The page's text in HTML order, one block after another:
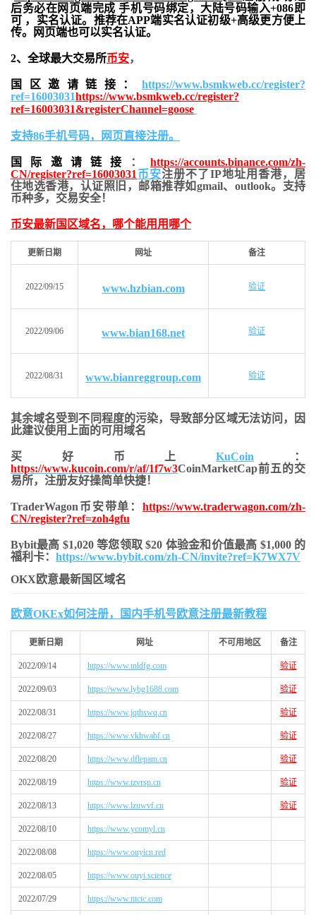
后务必在网页端完成 手机号码绑定，大陆号码输入+086即
可 ，实名认证。推荐在APP端实名认证初级+高级更方便上
传。网页端也可以实名认证。
2、全球最大交易所币安，
国区邀请链接： https://www.bsmkweb.cc/register?
ref=16003031https://www.bsmkweb.cc/register?
ref=16003031&registerChannel=goose
支持86手机号码，网页直接注册。
国际邀请链接 ：https://accounts.binance.com/zh-
CN/register?ref=16003031 币安注册不了IP地址用香港，居
住地选香港，认证照旧， 邮箱推荐如gmail、outlook。支持
币种多，交易安全！
币安最新国区域名，哪个能用用哪个
更新日期 网址 备注
2022/09/15 www.hzbian.com 验证
2022/09/06 www.bian168.net 验证
2022/08/31 www.bianreggroup.com 验证
其余域名受到不同程度的污染，导致部分区域无法访问，
因
此建议使用上面的可用域名
买好币上KuCoin ：
https://www.kucoin.com/r/af/1f7w3CoinMarketCap前五的交
易所，注册友好操简单快捷！
TraderWagon币安带单： https://www.traderwagon.com/zh-
CN/register?ref=zoh4gfu
Bybit最高 $1,020 等您领取 $20 体验金和价值最高 $1,000 的
福利卡： https://www.bybit.com/zh-CN/invite?ref=K7WX7V
OKX欧意最新国区域名
欧意OKEx如何注册，国内手机号欧意注册最新教程
更新日期 网址 不可用地区 备注
2022/09/14 https://www.tnldfg.com 验证
2022/09/03 https://www.lybg1688.com 验证
2022/08/31 https://www.jqthswq.cn 验证
2022/08/27 https://www.vkhwabf.cn 验证
2022/08/20 https://www.dflepam.cn 验证
2022/08/19 https://www.tzvrsp.cn 验证
2022/08/13 https://www.lzuwvf.cn 验证
2022/08/10 https://www.ycomyl.cn
2022/08/08 https://www.ouyicn.red
2022/08/05 https://www.ouyi.science
2022/07/29 https://www.tttctc.com